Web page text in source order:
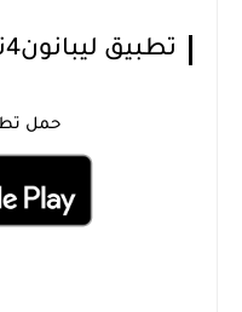
تطبيق ليبانون4تك
حمل